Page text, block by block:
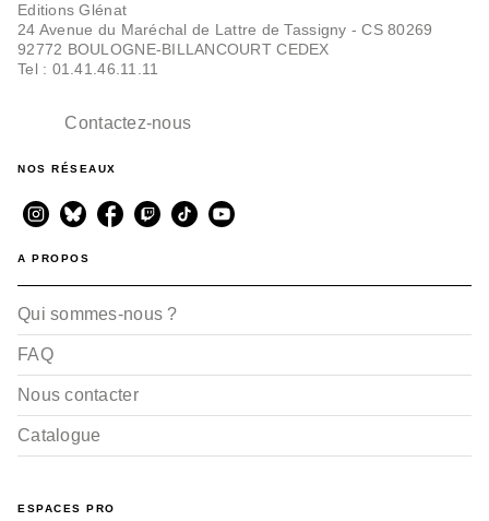
Editions Glénat
24 Avenue du Maréchal de Lattre de Tassigny - CS 80269
92772 BOULOGNE-BILLANCOURT CEDEX
Tel : 01.41.46.11.11
Contactez-nous
NOS RÉSEAUX
A PROPOS
Qui sommes-nous ?
FAQ
Nous contacter
Catalogue
ESPACES PRO